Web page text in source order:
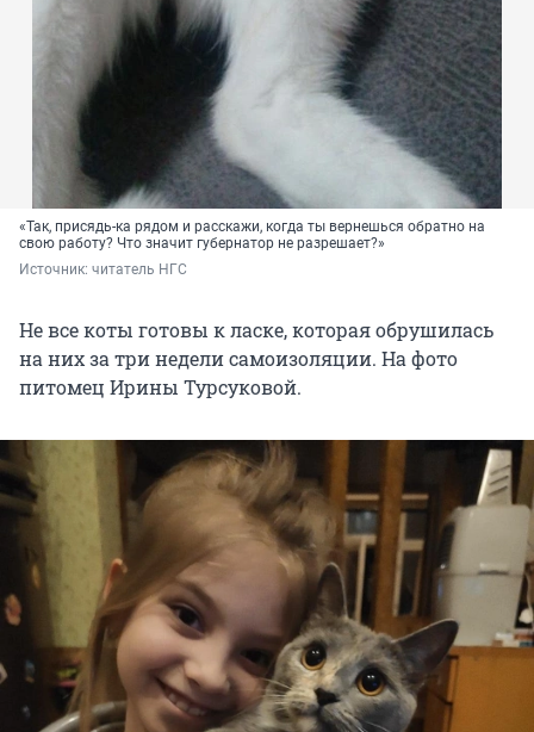
«Так, присядь-ка рядом и расскажи, когда ты вернешься обратно на
свою работу? Что значит губернатор не разрешает?»
Источник: читатель НГС
Не все коты готовы к ласке, которая обрушилась
на них за три недели самоизоляции. На фото
питомец Ирины Турсуковой.